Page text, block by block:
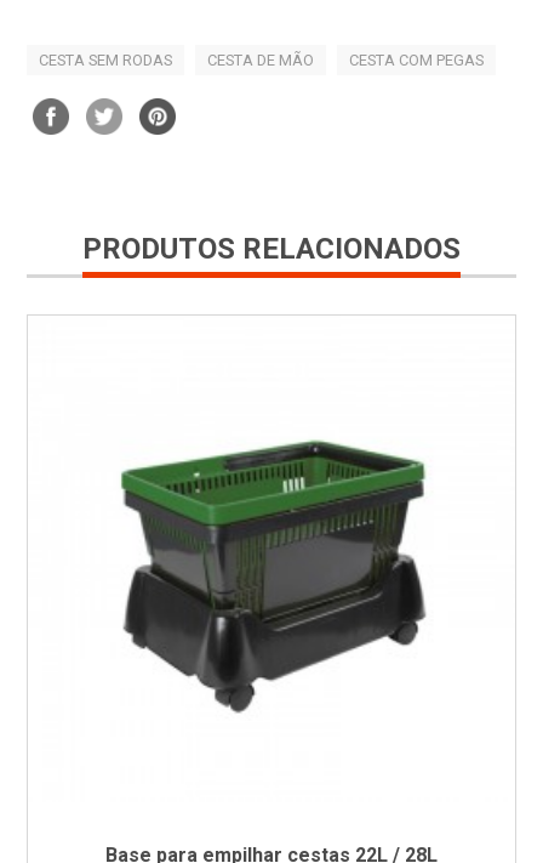
CESTA SEM RODAS CESTA DE MÃO CESTA COM PEGAS
PRODUTOS RELACIONADOS
Base para empilhar cestas 22L / 28L